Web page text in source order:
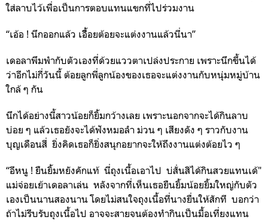
ใส่ลาบไว้เพื่อเป็นการตอบแทนแขกที่ไปร่วมงาน
“เอ้อ ! นึกออกแล้ว เอื้ิอยต้อยจะแต่งงานแล้วนี่นา”
เดอลาพึมพำกับตัวเองที่ด้วยแววตาเปล่งประกาย เพราะนึกขึ้นได้
ว่าอีกไม่กี่วันนี้ ต้อยลูกพี่ลูกน้องของเธอจะแต่งงานกับหนุ่มหมู่บ้าน
ใกล้ ๆ กัน
นึกได้อย่างนี้สาวน้อยก็ยิ้มกว้างเลย เพราะนอกจากจะได้กินลาบ
บ่อย ๆ แล้วเธอยังจะได้ฟังหมอลำ ม่วน ๆ เสียงดัง ๆ ราวกับงาน
บุญเดือนสี่ ยิ่งคิดเธอก็ยิ่งสนุกอยากจะให้ถึงงานแต่งต้อยไว ๆ
“อีหนู ! ยืนยิ้มหยังคักแท้ นี่ถุงเนื้อเอาไป บ่สั่นสิได้กินสวยแทนเด้"
แม่จ่อยเย้าเดอลาเล่น หลังจากที่เห็นเธอยืนยิ้มน้อยยิ้มใหญ่กับตัว
เองเป็นนานสองนาน โดยไม่สนใจถุงเนื้อที่นางยื่นให้สักที บอกว่า
ถ้าไม่รีบรับถุงเนื้อไป อาจจะสายจนต้องทำกินเป็นมื้อเที่ยงแทน